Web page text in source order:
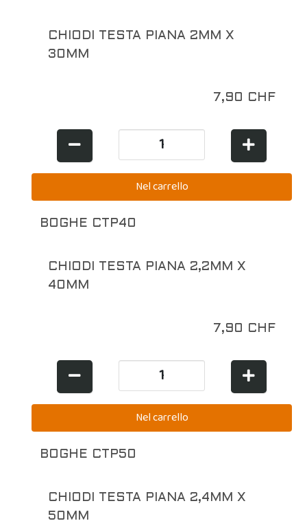
CHIODI TESTA PIANA 2MM X
30MM
7,90 CHF
BOGHE CTP40
CHIODI TESTA PIANA 2,2MM X
40MM
7,90 CHF
BOGHE CTP50
CHIODI TESTA PIANA 2,4MM X
50MM